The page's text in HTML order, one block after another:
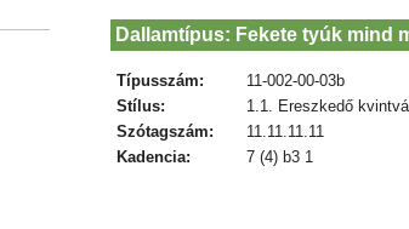
Dallamtípus: Fekete tyúk mind
Típusszám:
11-002-00-03b
Stílus:
1.1. Ereszkedő
Szótagszám:
11.11.11.11
Kadencia:
7 (4) b3 1